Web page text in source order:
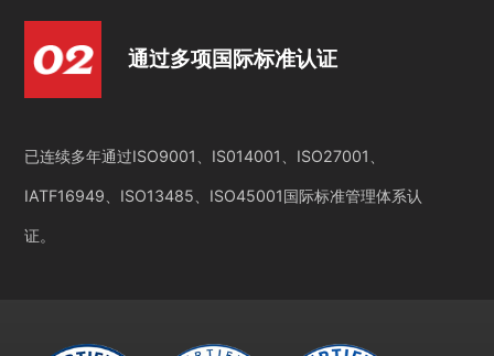
通过多项国际标准认证
已连续多年通过ISO9001、IS014001、ISO27001、
IATF16949、ISO13485、ISO45001国际标准管理体系认
证。